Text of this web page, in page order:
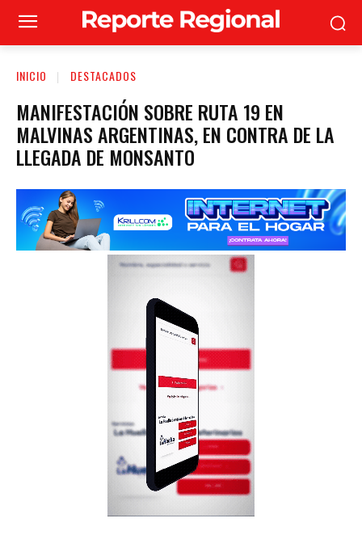
INICIO DESTACADOS
MANIFESTACIÓN SOBRE RUTA 19 EN
MALVINAS ARGENTINAS, EN CONTRA DE LA
LLEGADA DE MONSANTO